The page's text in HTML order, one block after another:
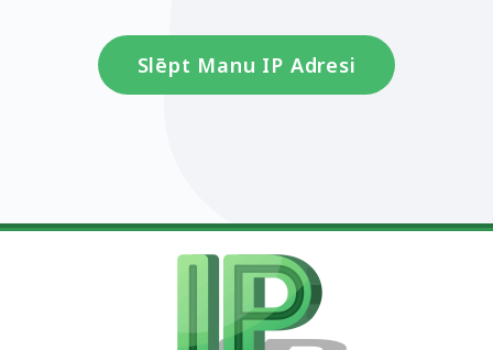
Slēpt Manu IP Adresi